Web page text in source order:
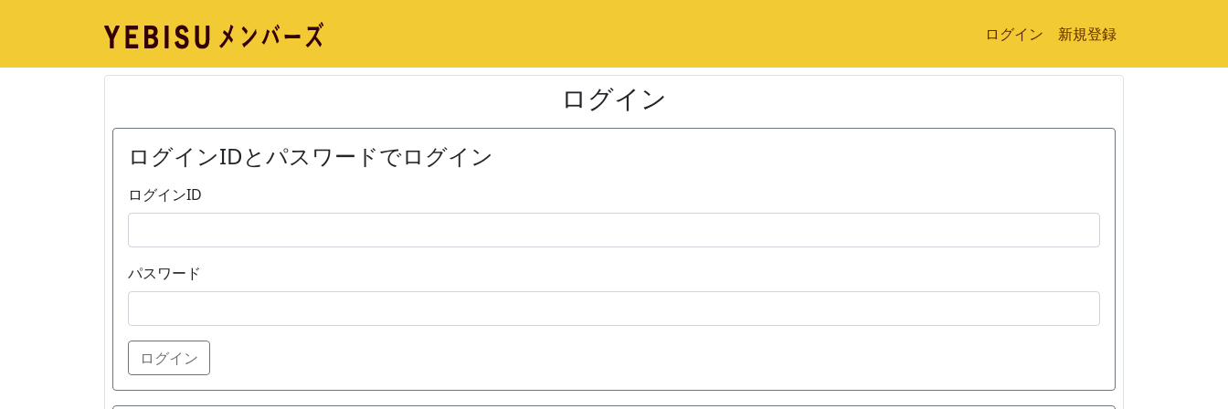
ログイン 新規登録
ログイン
ログインIDとパスワードでログイン
ログインID
パスワード
ログイン